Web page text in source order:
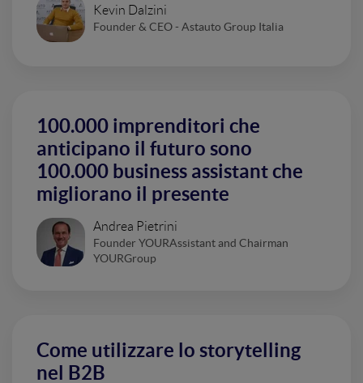
Kevin Dalzini
Founder & CEO - Astauto Group Italia
100.000 imprenditori che
anticipano il futuro sono
100.000 business assistant che
migliorano il presente
Andrea Pietrini
Founder YOURAssistant and Chairman
YOURGroup
Come utilizzare lo storytelling
nel B2B